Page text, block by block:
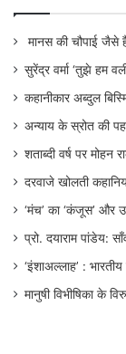
.
.
सबलोग को
मानस की चौपाई जैसे
सुरेंद्र वर्मा ‘तुझे हम
कहानीकार अब्दुल
अन्याय के स्रोत की
शताब्दी वर्ष पर मोहन
दरवाजे खोलती
‘मंच’ का ‘कंजूस’ और
प्रो. दयाराम पांडेय:
‘इंशाअल्लाह’ :
मानुषी विभीषिका के